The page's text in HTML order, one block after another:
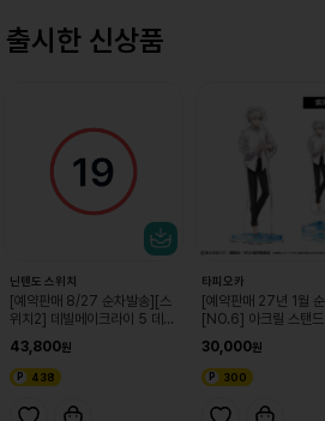
시한 신상품
닌텐도 스위치
[예약판매 8/27 순차발송][스
위치2] 데빌메이크라이 5 데빌
43,800
438
타피오카
[예약판매 27년 1월
[NO.6] 아크릴 스탠
30,000
300